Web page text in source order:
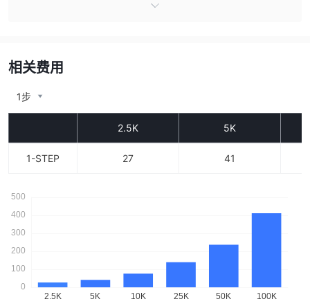
则会怎样？（严重违规） 为了最大程度的透明度，我们在所有
反了任何规则，系统将立即关闭您所有未平仓的交易并冻结您
的账户。 如果发生这种情况，请不要担心！您可以使用终止邮
件中发送的优惠券代码，以10%的重新尝试折扣开始新的评
规则可能导致立即取消资格： (1) 违反最大绝对回撤
请注意，以下两个主要规则可能导致立即取消资格： (1) 最大
每日回撤（MDD）；或 (2) 最大绝对回撤（ADD）。 如果检
测到违规行为，该账户将被暂停。 禁止的交易方法 如果您使
用了任何禁止的交易方法，这将被视为严重违规，您将无法继
续在当前的资金账户上进行交易。 然而，只要您同意遵守我们
的条款和条件，欢迎您重新注册并重新开始。 3. 你们允许对
冲交易吗？ 为了保持交易实践的清晰和透明，不允许在同一账
相关费用
1步
2.5K 5K
1-STEP 27 41